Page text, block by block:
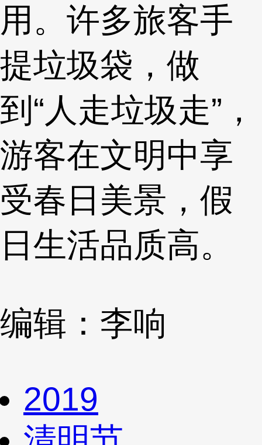
用。许多旅客手
提垃圾袋，做
到“人走垃圾走”，
游客在文明中享
受春日美景，假
日生活品质高。
编辑：李响
2019